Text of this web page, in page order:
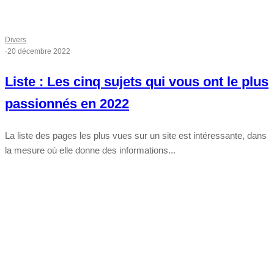
Divers
·20 décembre 2022
Liste : Les cinq sujets qui vous ont le plus
passionnés en 2022
La liste des pages les plus vues sur un site est intéressante, dans
la mesure où elle donne des informations...